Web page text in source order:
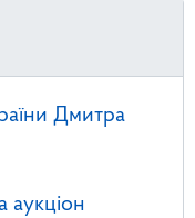
Дмитра
аукціон